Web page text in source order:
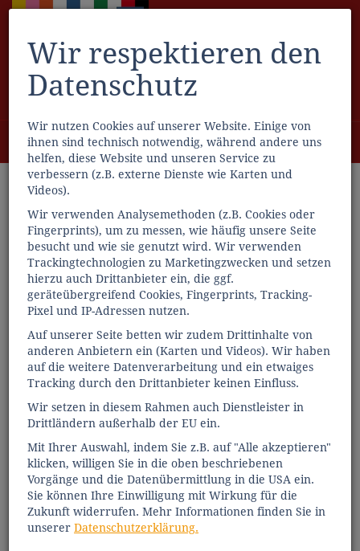
Wir respektieren den
Datenschutz
Wir nutzen Cookies auf unserer Website. Einige von
ihnen sind technisch notwendig, während andere uns
helfen, diese Website und unseren Service zu
verbessern (z.B. externe Dienste wie Karten und
Videos).
Wir verwenden Analysemethoden (z.B. Cookies oder
Fingerprints), um zu messen, wie häufig unsere Seite
besucht und wie sie genutzt wird. Wir verwenden
Trackingtechnologien zu Marketingzwecken und setzen
hierzu auch Drittanbieter ein, die ggf.
geräteübergreifend Cookies, Fingerprints, Tracking-
Pixel und IP-Adressen nutzen.
Auf unserer Seite betten wir zudem Drittinhalte von
anderen Anbietern ein (Karten und Videos). Wir haben
auf die weitere Datenverarbeitung und ein etwaiges
Tracking durch den Drittanbieter keinen Einfluss.
Wir setzen in diesem Rahmen auch Dienstleister in
Drittländern außerhalb der EU ein.
Mit Ihrer Auswahl, indem Sie z.B. auf "Alle akzeptieren"
klicken, willigen Sie in die oben beschriebenen
Vorgänge und die Datenübermittlung in die USA ein.
Sie können Ihre Einwilligung mit Wirkung für die
Zukunft widerrufen. Mehr Informationen finden Sie in
unserer Datenschutzerklärung.
Menü